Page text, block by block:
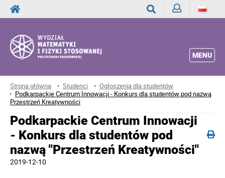
MENU
Strona główna Studenci
Ogłoszenia dla studentów
Podkarpackie Centrum Innowacji - Konkurs dla studentów pod nazwą
Przestrzeń Kreatywności
Podkarpackie Centrum Innowacji
- Konkurs dla studentów pod
nazwą "Przestrzeń Kreatywności"
2019-12-10